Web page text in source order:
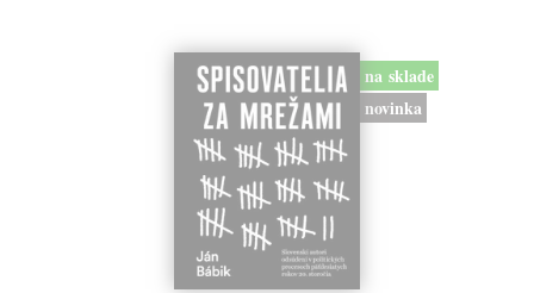
na sklade
novinka